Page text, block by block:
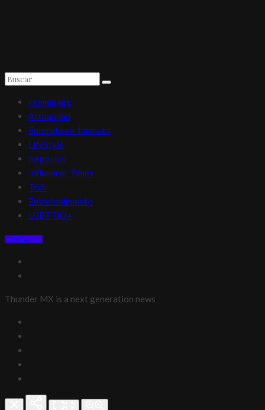
Homepage
Actualidad
Entérate en 1 minuto
LifeStyle
Negocios
Influencer Times
Tech
Entretenimiento
LGBTTIQ+
CONTACTO
Thunder MX is a next generation news